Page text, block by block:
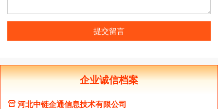
提交留言
企业诚信档案
河北中链企通信息技术有限公司